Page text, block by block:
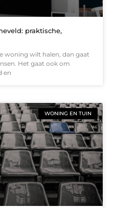
praktische,
woning wilt halen, dan gaat
Het gaat ook om
en
WONING EN TUIN